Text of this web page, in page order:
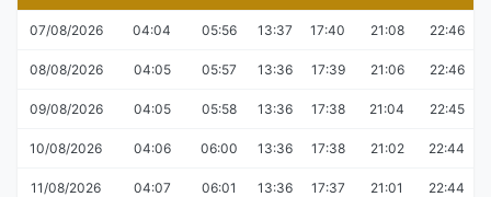
07/08/2026 04:04 05:56 13:37 17:40 21:08 22:46
08/08/2026 04:05 05:57 13:36 17:39 21:06 22:46
09/08/2026 04:05 05:58 13:36 17:38 21:04 22:45
10/08/2026 04:06 06:00 13:36 17:38 21:02 22:44
11/08/2026 04:07 06:01 13:36 17:37 21:01 22:44